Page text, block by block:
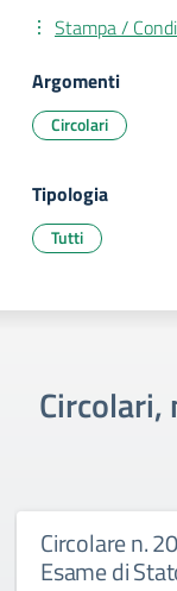
Stampa /
Argomenti
Circolari
Tipologia
Tutti
Circolare n.
Esame di